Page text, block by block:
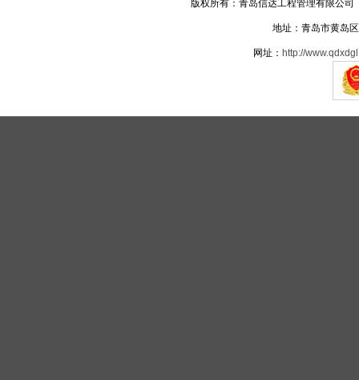
版权所有：青岛信达工程管理有限公
地址：青岛市黄岛
网址： http://